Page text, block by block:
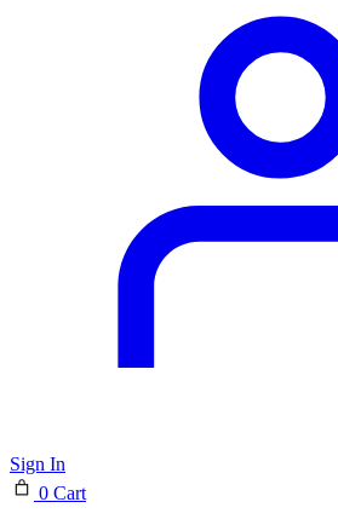
Sign In
0 Cart